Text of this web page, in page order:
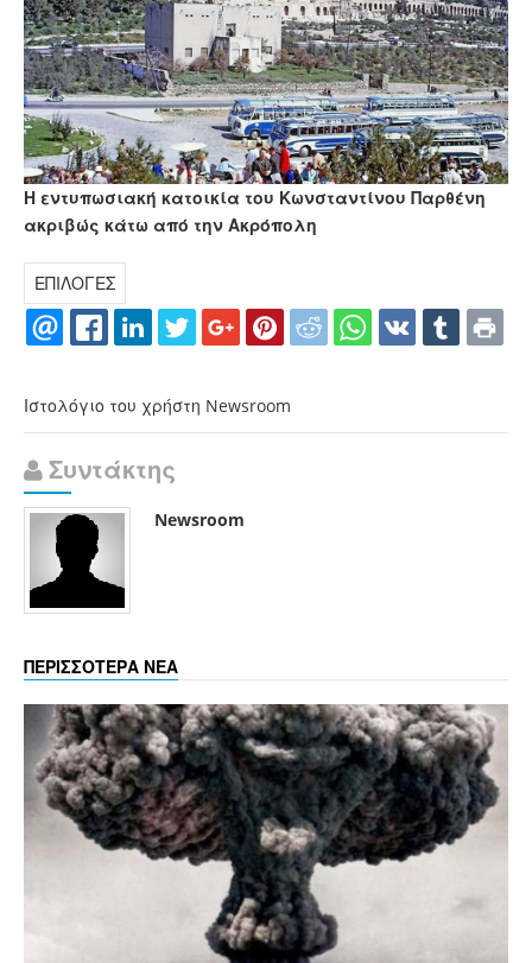
Η εντυπωσιακή κατοικία του Κωνσταντίνου Παρθένη
ακριβώς κάτω από την Ακρόπολη
ΕΠΙΛΟΓΕΣ
Ιστολόγιο του χρήστη Newsroom
Συντάκτης
Newsroom
ΠΕΡΙΣΣΟΤΕΡΑ ΝΕΑ